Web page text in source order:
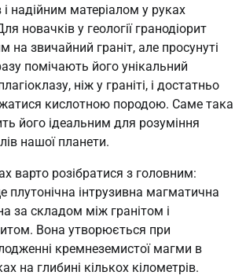
і надійним матеріалом у руках
новачків у геології гранодіорит
на звичайний граніт, але просунуті
помічають його унікальний
ніж у граніті, і достатньо
кислотною породою. Саме така
його ідеальним для розуміння
нашої планети.
варто розібратися з головним:
плутонічна інтрузивна магматична
за складом між гранітом і
Вона утворюється при
кремнеземистої магми в
на глибині кількох кілометрів.